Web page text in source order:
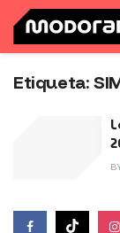
Etiqueta: